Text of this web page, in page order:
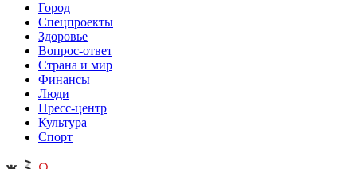
Город
Спецпроекты
Здоровье
Вопрос-ответ
Страна и мир
Финансы
Люди
Пресс-центр
Культура
Спорт